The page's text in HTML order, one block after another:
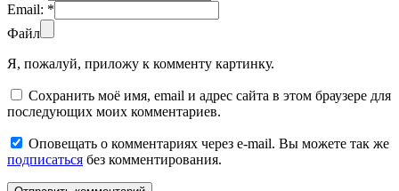
Email: *
Файл
Я, пожалуй, приложу к комменту картинку.
Сохранить моё имя, email и адрес сайта в этом браузере для
последующих моих комментариев.
Оповещать о комментариях через e-mail. Вы можете так же
подписаться без комментирования.